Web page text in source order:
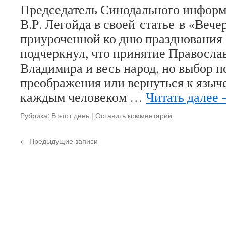
Председатель Синодального
В.Р. Легойда в своей статье в
приуроченной ко дню
подчеркнул, что принятие
Владимира и весь народ, но выбор
преображения или вернуться к
каждым человеком … Читать далее
Рубрика: В этот день | Оставить комментарий
← Предыдущие записи